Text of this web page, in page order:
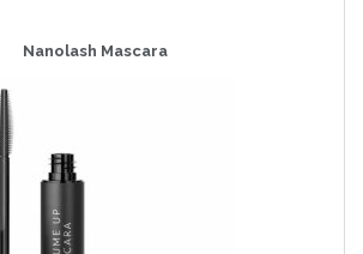
Nanolash Mascara